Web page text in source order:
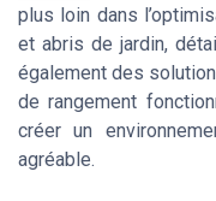
plus loin dans
et abris de jardin,
également des
de rangement
créer un
agréable.